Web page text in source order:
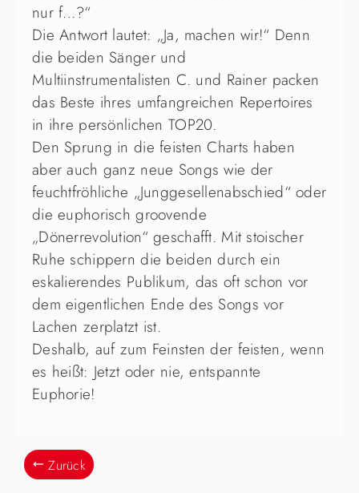
nur f…?“
Die Antwort lautet: „Ja, machen wir!“ Denn
die beiden Sänger und
Multiinstrumentalisten C. und Rainer packen
das Beste ihres umfangreichen Repertoires
in ihre persönlichen TOP20.
Den Sprung in die feisten Charts haben
aber auch ganz neue Songs wie der
feuchtfröhliche „Junggesellenabschied“ oder
die euphorisch groovende
„Dönerrevolution“ geschafft. Mit stoischer
Ruhe schippern die beiden durch ein
eskalierendes Publikum, das oft schon vor
dem eigentlichen Ende des Songs vor
Lachen zerplatzt ist.
Deshalb, auf zum Feinsten der feisten, wenn
es heißt: Jetzt oder nie, entspannte
Euphorie!
Zurück